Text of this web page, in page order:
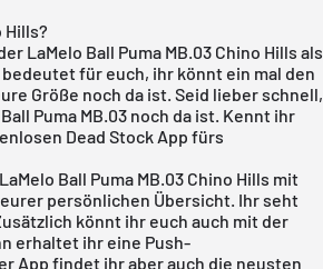
Hills?
LaMelo Ball Puma MB.03 Chino Hills als
für euch, ihr könnt ein mal den
Größe noch da ist. Seid lieber schnell,
Puma MB.03 noch da ist. Kennt ihr
Dead Stock App fürs
Ball Puma MB.03 Chino Hills mit
persönlichen Übersicht. Ihr seht
könnt ihr euch auch mit der
erhaltet ihr eine Push-
App findet ihr aber auch die neusten